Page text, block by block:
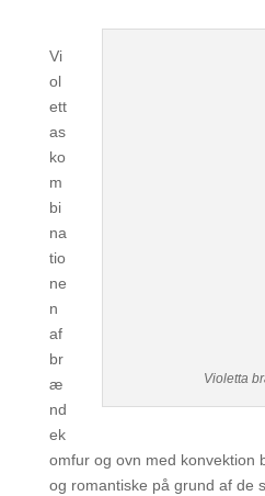
Violetta
Vi
ol
ett
as
ko
m
bi
na
tio
ne
n
af
br
æ
nd
ek
omfur og ovn med konvektion
og romantiske på grund af de